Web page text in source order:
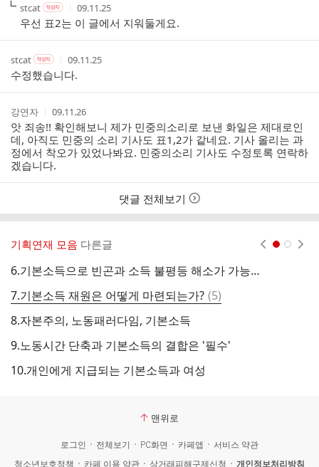
작
성
자
stcat작
성
자
본
인
여
부
작
자
작
성
시
간
09.11.25
우선 표2는 이 글에서 지워둘게요.
작
성
자
stcat작
성
자
본
여
부
작
성
자
작
성
시
간
09.11.25
수정했습니다.
작
성
자
강연자
작
성
시
간
09.11.26
앗 죄송!! 확인해보니 제가 민중의소리로 보낸 화일은 제대로인
데, 아직도 민중의 소리 기사도 표1,2가 같네요. 기사 올리는 과
정에서 착오가 있었나봐요. 민중의소리 기사도 수정토록 연락하
겠습니다.
댓글 전체보기
기획연재 모음 다른글
6.기본소득으로 빈곤과 소득 불평등 해소가 가능한가?
7.기본소득 재원은 어떻게 마련되는가? 댓
글
(5)
8.자본주의, 노동패러다임, 기본소득
9.노동시간 단축과 기본소득의 결합은 '필수'
10.개인에게 지급되는 기본소득과 여성
맨위로
로그인 전체보기 PC화면 카페앱
서비스 약관
청소년보호정책
카페 이용 약관 상거래피해구제신청 개인정보처리방침